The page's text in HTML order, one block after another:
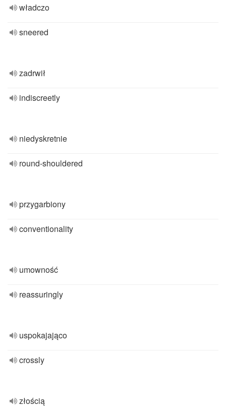
władczo
sneered
zadrwił
indiscreetly
niedyskretnie
round-shouldered
przygarbiony
conventionality
umowność
reassuringly
uspokajająco
crossly
złością